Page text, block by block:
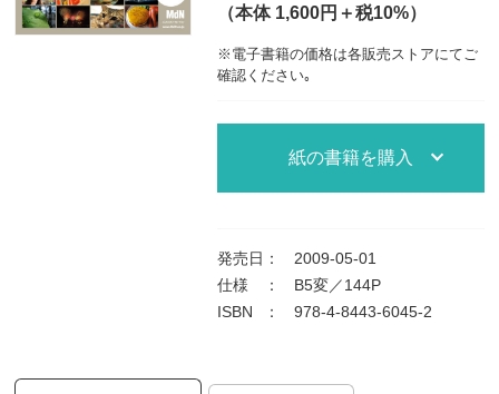
（本体 1,600円＋税10%）
※電子書籍の価格は各販売ストアにてご
確認ください｡
紙の書籍を購入
発売日 ：
2009-05-01
仕様
：
B5変／144P
ISBN
： 978-4-8443-6045-2